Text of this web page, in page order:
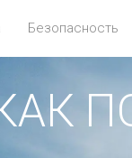
Безопасность